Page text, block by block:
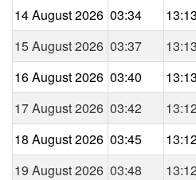
14 August 2026 03:34 13:13
15 August 2026 03:37 13:13
16 August 2026 03:40 13:13
17 August 2026 03:42 13:12
18 August 2026 03:45
19 August 2026 03:48 13:12